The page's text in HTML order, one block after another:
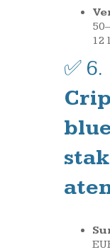
12
✅ 6.